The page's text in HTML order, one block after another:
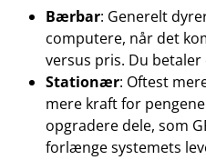
Bærbar: Generelt
computere, når det
versus pris. Du
Stationær: Oftest
mere kraft for
opgradere dele, som
forlænge systemets